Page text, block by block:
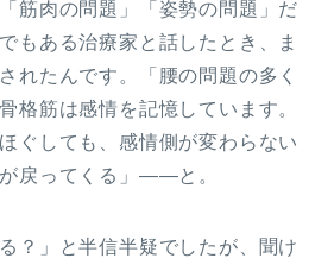
筋肉の問題」「姿勢の問題」だ
もある治療家と話したとき、ま
れたんです。「腰の問題の多く
格筋は感情を記憶しています。
ぐしても、感情側が変わらない
戻ってくる」——と。
？」と半信半疑でしたが、聞け